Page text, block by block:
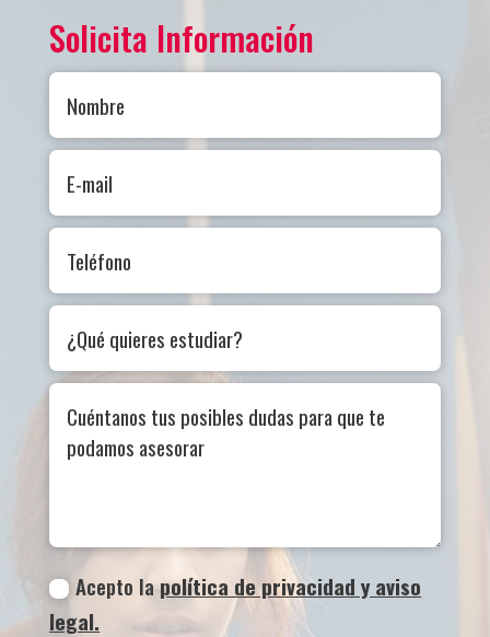
Solicita Información
Acepto lapolítica de privacidad y aviso
legal.